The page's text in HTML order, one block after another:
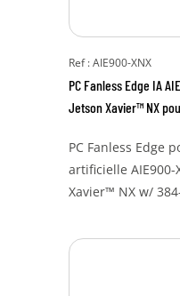
Ref : AIE900-XNX
PC Fanless Edge IA
Jetson Xavier™ NX
PC Fanless Edge
artificielle AIE900-
Xavier™ NX w/